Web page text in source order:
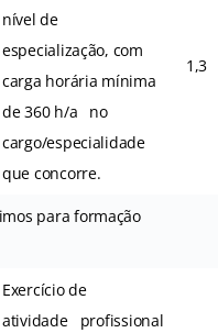
nível de
especialização, com
carga horária mínima
de 360 h/a no
cargo/especialidade
que concorre.
1,3
para formação
Exercício de
atividade profissional